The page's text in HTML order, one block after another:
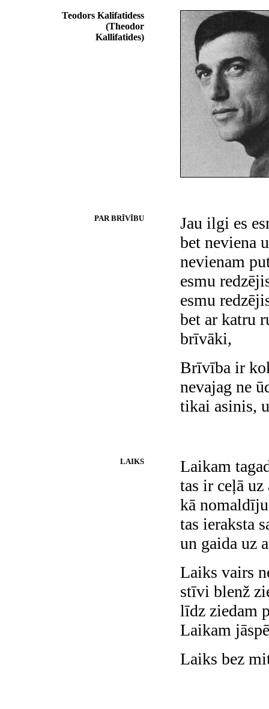
Teodors Kalifatidess
(Theodor
Kallifatides)
PAR BRĪVĪBU
Jau ilgi es
bet neviena
nevienam
esmu
esmu
bet ar katru
brīvāki,
Brīvība ir
nevajag ne
tikai asinis,
LAIKS
Laikam
tas ir ceļā
kā
tas ieraksta
un gaida uz
Laiks vairs
stīvi blenž
līdz ziedam
Laikam
Laiks bez